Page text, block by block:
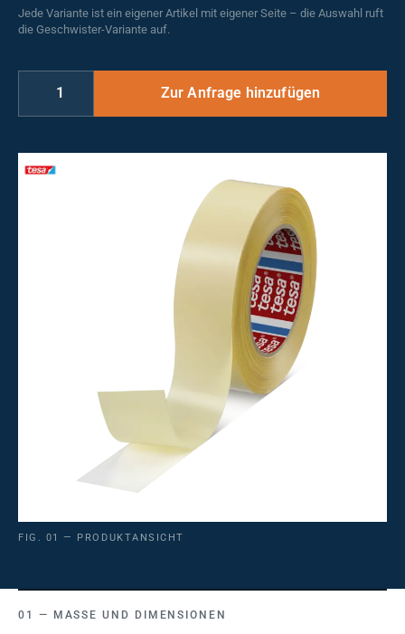
Jede Variante ist ein eigener Artikel mit eigener Seite – die Auswahl ruft
die Geschwister-Variante auf.
FIG. 01 — PRODUKTANSICHT
MASSE UND DIMENSIONEN